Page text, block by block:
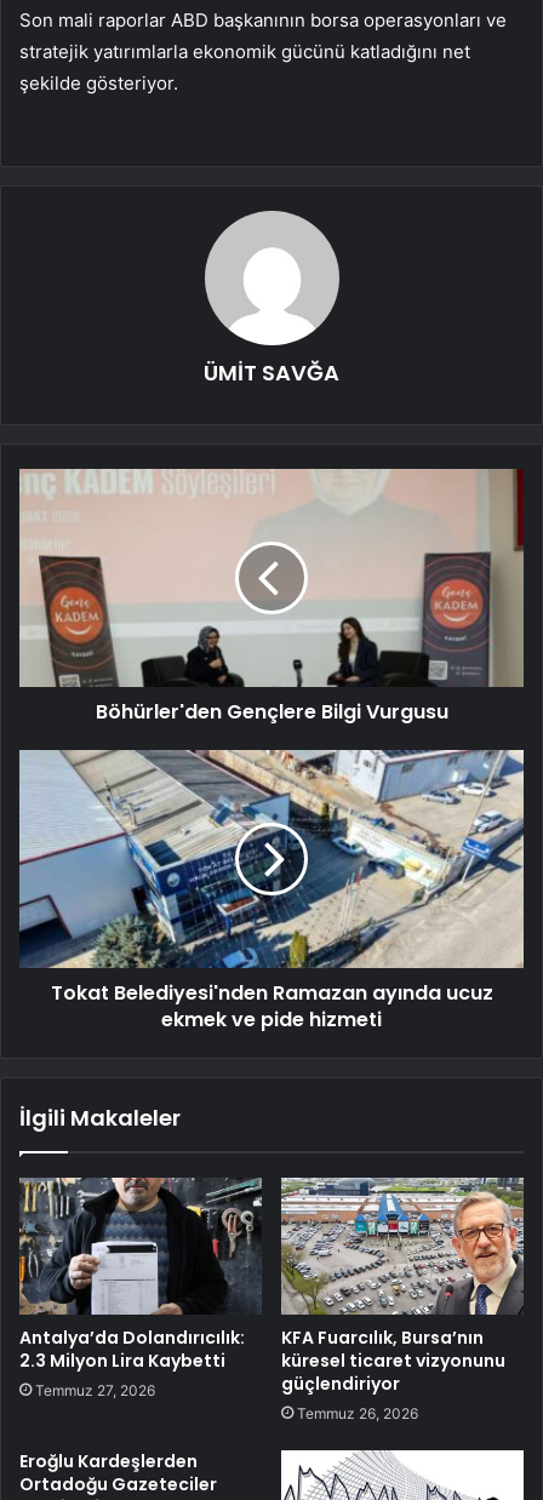
Son mali raporlar ABD başkanının borsa operasyonları ve
stratejik yatırımlarla ekonomik gücünü katladığını net
şekilde gösteriyor.
ÜMİT SAVĞA
Böhürler'den Gençlere Bilgi Vurgusu
Tokat Belediyesi'nden Ramazan ayında ucuz
ekmek ve pide hizmeti
İlgili Makaleler
Antalya’da Dolandırıcılık:
2.3 Milyon Lira Kaybetti
Temmuz 27, 2026
KFA Fuarcılık, Bursa’nın
küresel ticaret vizyonunu
güçlendiriyor
Temmuz 26, 2026
Eroğlu Kardeşlerden
Ortadoğu Gazeteciler